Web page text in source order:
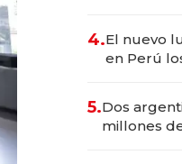
4.El nuevo
en Perú
5.Dos
millones